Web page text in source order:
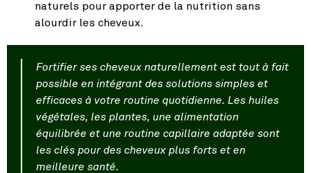
naturels pour apporter de la nutrition sans
alourdir les cheveux.
Fortifier ses cheveux naturellement est tout à fait
possible en intégrant des solutions simples et
efficaces à votre routine quotidienne. Les huiles
végétales, les plantes, une alimentation
équilibrée et une routine capillaire adaptée sont
les clés pour des cheveux plus forts et en
meilleure santé.